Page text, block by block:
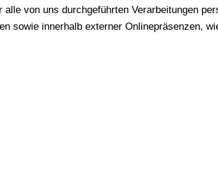
von uns durchgeführten Verarbeitungen
sowie innerhalb externer Onlinepräsenzen,